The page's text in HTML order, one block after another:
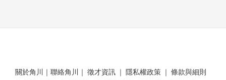
關於角川 ｜ 聯絡角川 ｜ 徵才資訊 ｜ 隱私權政策 ｜ 條款與細則